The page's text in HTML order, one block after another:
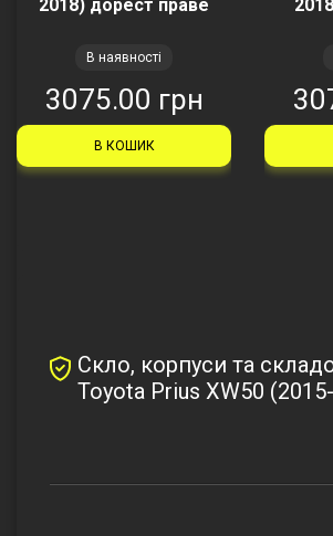
2018) дорест праве
В наявності
3075.00 грн
В КОШИК
Скло, корпуси та
Toyota Prius XW50